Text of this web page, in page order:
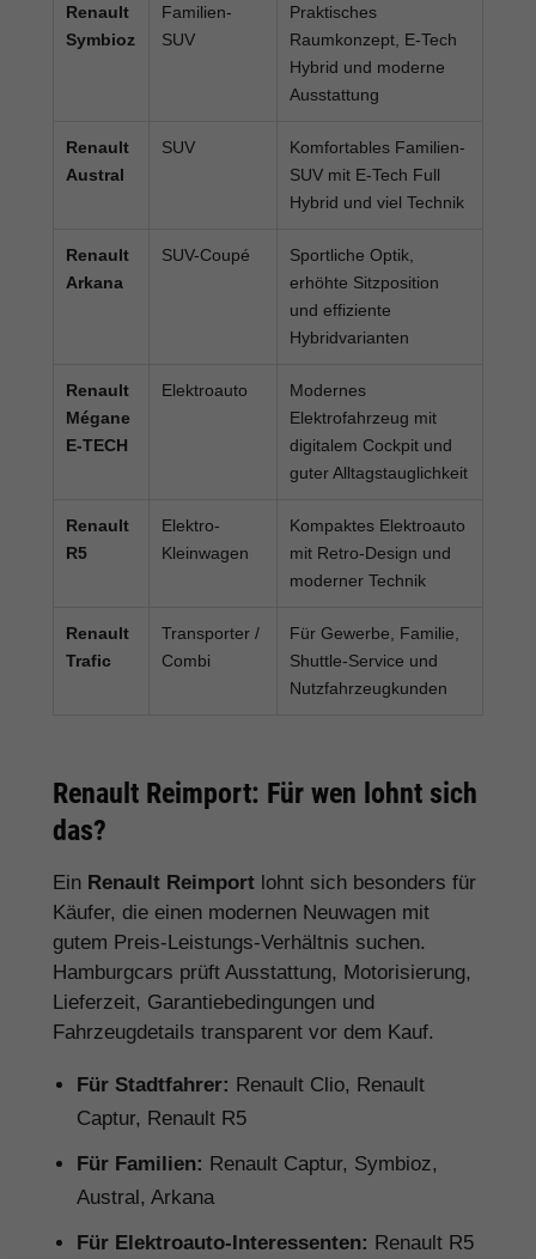
Renault
Symbioz
Familien-
SUV
Praktisches
Raumkonzept, E-Tech
Hybrid und moderne
Ausstattung
Renault
Austral
SUV
Komfortables Familien-
SUV mit E-Tech Full
Hybrid und viel Technik
Renault
Arkana
SUV-Coupé
Sportliche Optik,
erhöhte Sitzposition
und effiziente
Hybridvarianten
Renault
Mégane
E-TECH
Elektroauto
Modernes
Elektrofahrzeug mit
digitalem Cockpit und
guter Alltagstauglichkeit
Renault
R5
Elektro-
Kleinwagen
Kompaktes Elektroauto
mit Retro-Design und
moderner Technik
Renault
Trafic
Transporter /
Combi
Für Gewerbe, Familie,
Shuttle-Service und
Nutzfahrzeugkunden
Renault Reimport: Für wen lohnt sich
das?
Ein Renault Reimport lohnt sich besonders für
Käufer, die einen modernen Neuwagen mit
gutem Preis-Leistungs-Verhältnis suchen.
Hamburgcars prüft Ausstattung, Motorisierung,
Lieferzeit, Garantiebedingungen und
Fahrzeugdetails transparent vor dem Kauf.
Für Stadtfahrer: Renault Clio, Renault
Captur, Renault R5
Für Familien: Renault Captur, Symbioz,
Austral, Arkana
Für Elektroauto-Interessenten: Renault R5